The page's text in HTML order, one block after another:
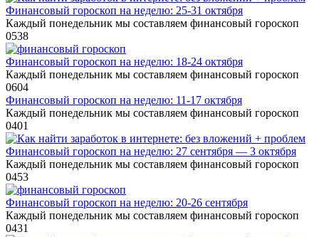
Финансовый гороскоп на неделю: 25-31 октября
Каждый понедельник мы составляем финансовый гороскоп
0538
Финансовый гороскоп на неделю: 18-24 октября
Каждый понедельник мы составляем финансовый гороскоп
0604
Финансовый гороскоп на неделю: 11-17 октября
Каждый понедельник мы составляем финансовый гороскоп
0401
Финансовый гороскоп на неделю: 27 сентября — 3 октября
Каждый понедельник мы составляем финансовый гороскоп
0453
Финансовый гороскоп на неделю: 20-26 сентября
Каждый понедельник мы составляем финансовый гороскоп
0431